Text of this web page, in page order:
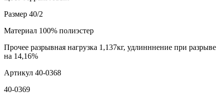
Размер 40/2
Материал 100% полиэстер
Прочее разрывная нагрузка 1,137кг, удлинннение при разрыве
на 14,16%
Артикул 40-0368
40-0369